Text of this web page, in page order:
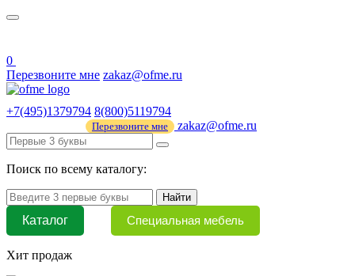
0
Перезвоните мне zakaz@ofme.ru
+7(495)1379794 8(800)5119794
Перезвоните мне zakaz@ofme.ru
Поиск по всему каталогу:
Найти
Каталог Специальная мебель
Хит продаж